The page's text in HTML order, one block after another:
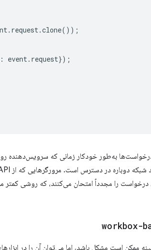
. request.clone());
: event. request});
به‌طور خودکار زمانی که سرویس‌دهنده
را مجدداً امتحان می‌کنند، که روشی کمتر
workbox-
ممکن است مشکل باشد، اما می‌توان آن را در